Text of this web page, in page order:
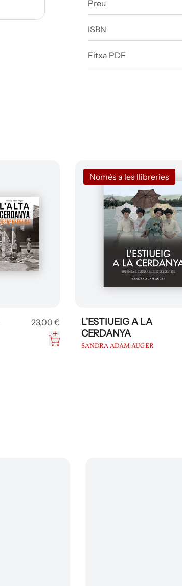
Preu
ISBN
Fitxa PDF
23,00 €
Només a les llibreries
L'ESTIUEIG A LA
CERDANYA
SANDRA ADAM AUGER